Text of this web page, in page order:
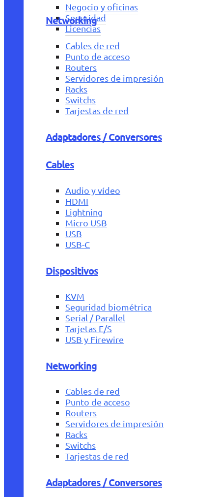
Negocio y oficinas
Seguridad
Licencias
Networking
Cables de red
Punto de acceso
Routers
Servidores de impresión
Racks
Switchs
Tarjestas de red
Adaptadores / Conversores
Cables
Audio y vídeo
HDMI
Lightning
Micro USB
USB
USB-C
Dispositivos
KVM
Seguridad biométrica
Serial / Parallel
Tarjetas E/S
USB y Firewire
Networking
Cables de red
Punto de acceso
Routers
Servidores de impresión
Racks
Switchs
Tarjestas de red
Adaptadores / Conversores